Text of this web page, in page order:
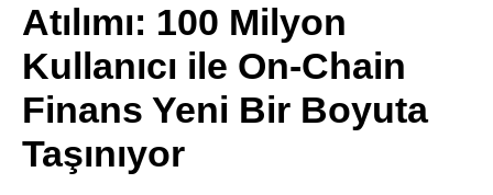
TikTok
Atılımı: 100 Milyon
Kullanıcı ile On-Chain
Finans Yeni Bir Boyuta
Taşınıyor